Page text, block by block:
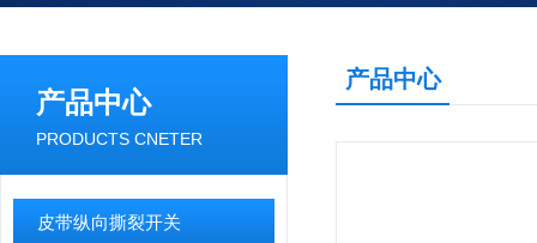
产品中心
PRODUCTS CNETER
皮带纵向撕裂开关
产品中心